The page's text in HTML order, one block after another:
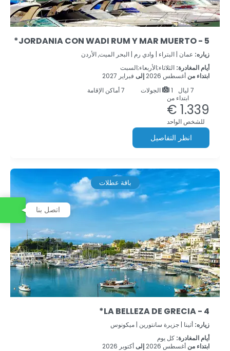
JORDANIA CON WADI RUM Y MAR MUERTO - 5*
زياره: عمان | البتراء | وادي رم | البحر الميت, الأردن
أيام المغادرة: الثلاثاء;الأربعاء;السبت
ابتداء من أغسطس 2026 إلى فبراير 2027
ليال 1 الجولات
ابتداء من
1.339 €
للشخص الواحد
انظر التفاصيل
باقة عطلات
LA BELLEZA DE GRECIA - 4*
زياره: أثينا | جزيرة سانتورين | ميكونوس
أيام المغادرة: كل يوم
ابتداء من أغسطس 2026 إلىأكتوبر 2026
اتصل بنا